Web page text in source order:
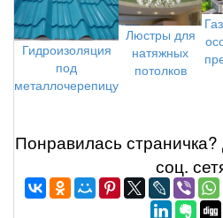
Гидроизоляция
под
металлочерепицу
Люстры для
натяжных
потолков
Понравилась
соц.